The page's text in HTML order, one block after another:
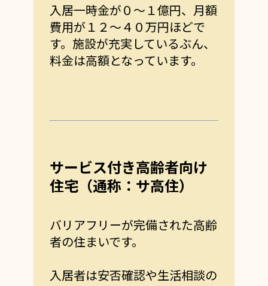
入居一時金が０～１億円、月額
費用が１２～４０万円ほどで
す。 施設が充実しているぶん、
料金は高額となっています。
サービス付き高齢者向け
住宅（通称：サ高住）
バリアフリーが完備された高齢
者の住まいです。
入居者は安否確認や生活相談の